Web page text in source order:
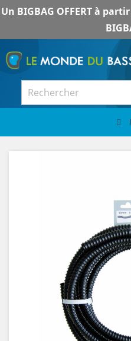
Un BIGBAG OFFERT à